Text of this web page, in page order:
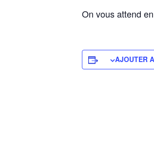
On vous attend
AJOUTER